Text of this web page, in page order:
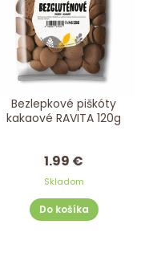
Bezlepkové piškóty
kakaové RAVITA 120g
1.99 €
Skladom
Do košíka